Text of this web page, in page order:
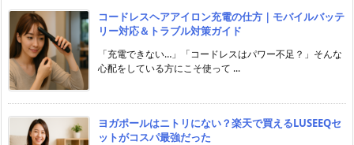
コードレスヘアアイロン充電の仕方｜モバイルバッテ
リー対応＆トラブル対策ガイド
「充電できない…」「コードレスはパワー不足？」そんな
心配をしている方にこそ使って ...
ヨガポールはニトリにない？楽天で買えるLUSEEQセ
ットがコスパ最強だった